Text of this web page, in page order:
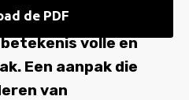
de PDFdrie pijlers
volle en
Een aanpak die
van